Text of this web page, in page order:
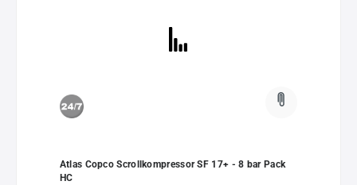
Atlas Copco Scrollkompressor SF 17+ - 8 bar Pack
HC